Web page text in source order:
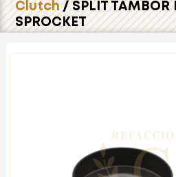
Clutch/ SPLIT TAMBOR
SPROCKET